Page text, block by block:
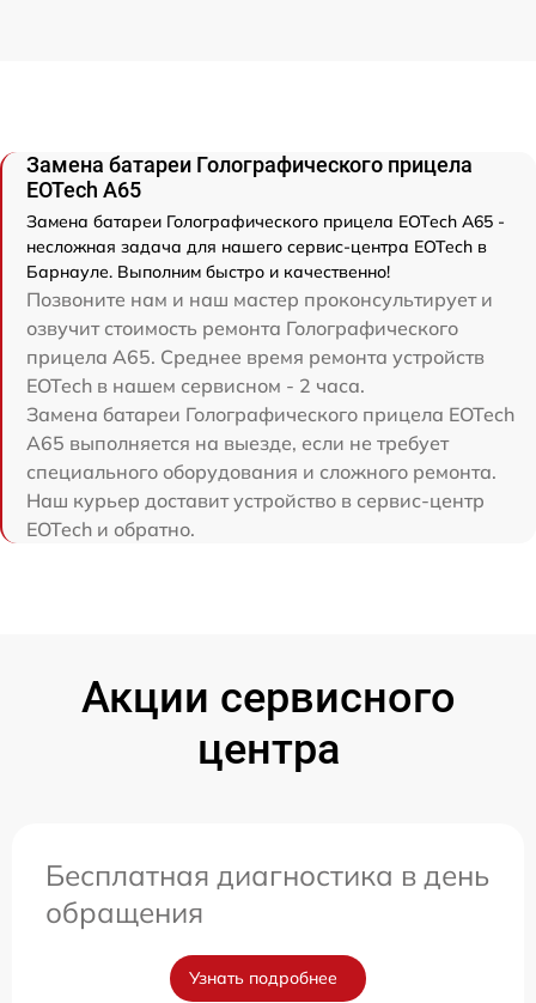
Замена батареи Голографического прицела
EOTech A65
Замена батареи Голографического прицела EOTech A65 -
несложная задача для нашего сервис-центра EOTech в
Барнауле. Выполним быстро и качественно!
Позвоните нам и наш мастер проконсультирует и
озвучит стоимость ремонта Голографического
прицела A65. Среднее время ремонта устройств
EOTech в нашем сервисном - 2 часа.
Замена батареи Голографического прицела EOTech
A65 выполняется на выезде, если не требует
специального оборудования и сложного ремонта.
Наш курьер доставит устройство в сервис-центр
EOTech и обратно.
Акции сервисного
центра
Бесплатная диагностика в день
обращения
Узнать подробнее